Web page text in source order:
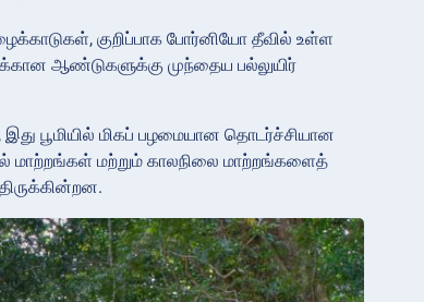
குறிப்பாக போர்னியோ தீவில் உள்ள
ஆண்டுகளுக்கு முந்தைய பல்லுயிர்
பூமியில் மிகப் பழமையான தொடர்ச்சியான
மாற்றங்கள் மற்றும் காலநிலை மாற்றங்களைத்